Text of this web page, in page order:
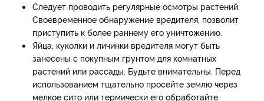
Следует проводить регулярные осмотры растений.
Своевременное обнаружение вредителя, позволит
приступить к более раннему его уничтожению.
Яйца, куколки и личинки вредителя могут быть
занесены с покупным грунтом для комнатных
растений или рассады. Будьте внимательны. Перед
использованием тщательно просейте землю через
мелкое сито или термически его обработайте.